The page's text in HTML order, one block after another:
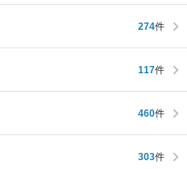
274件
117件
460件
303件